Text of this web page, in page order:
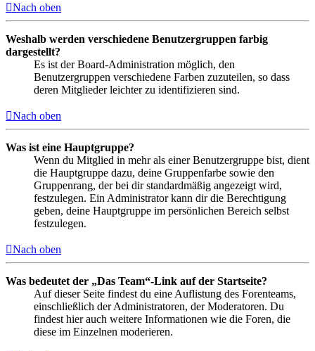
Nach oben
Weshalb werden verschiedene Benutzergruppen farbig
dargestellt?
Es ist der Board-Administration möglich, den
Benutzergruppen verschiedene Farben zuzuteilen, so dass
deren Mitglieder leichter zu identifizieren sind.
Nach oben
Was ist eine Hauptgruppe?
Wenn du Mitglied in mehr als einer Benutzergruppe bist, dient
die Hauptgruppe dazu, deine Gruppenfarbe sowie den
Gruppenrang, der bei dir standardmäßig angezeigt wird,
festzulegen. Ein Administrator kann dir die Berechtigung
geben, deine Hauptgruppe im persönlichen Bereich selbst
festzulegen.
Nach oben
Was bedeutet der „Das Team“-Link auf der Startseite?
Auf dieser Seite findest du eine Auflistung des Forenteams,
einschließlich der Administratoren, der Moderatoren. Du
findest hier auch weitere Informationen wie die Foren, die
diese im Einzelnen moderieren.